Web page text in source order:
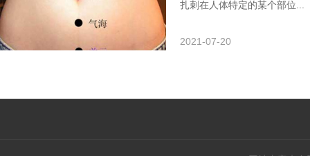
扎刺在人体特定的某个部位...
2021-07-20